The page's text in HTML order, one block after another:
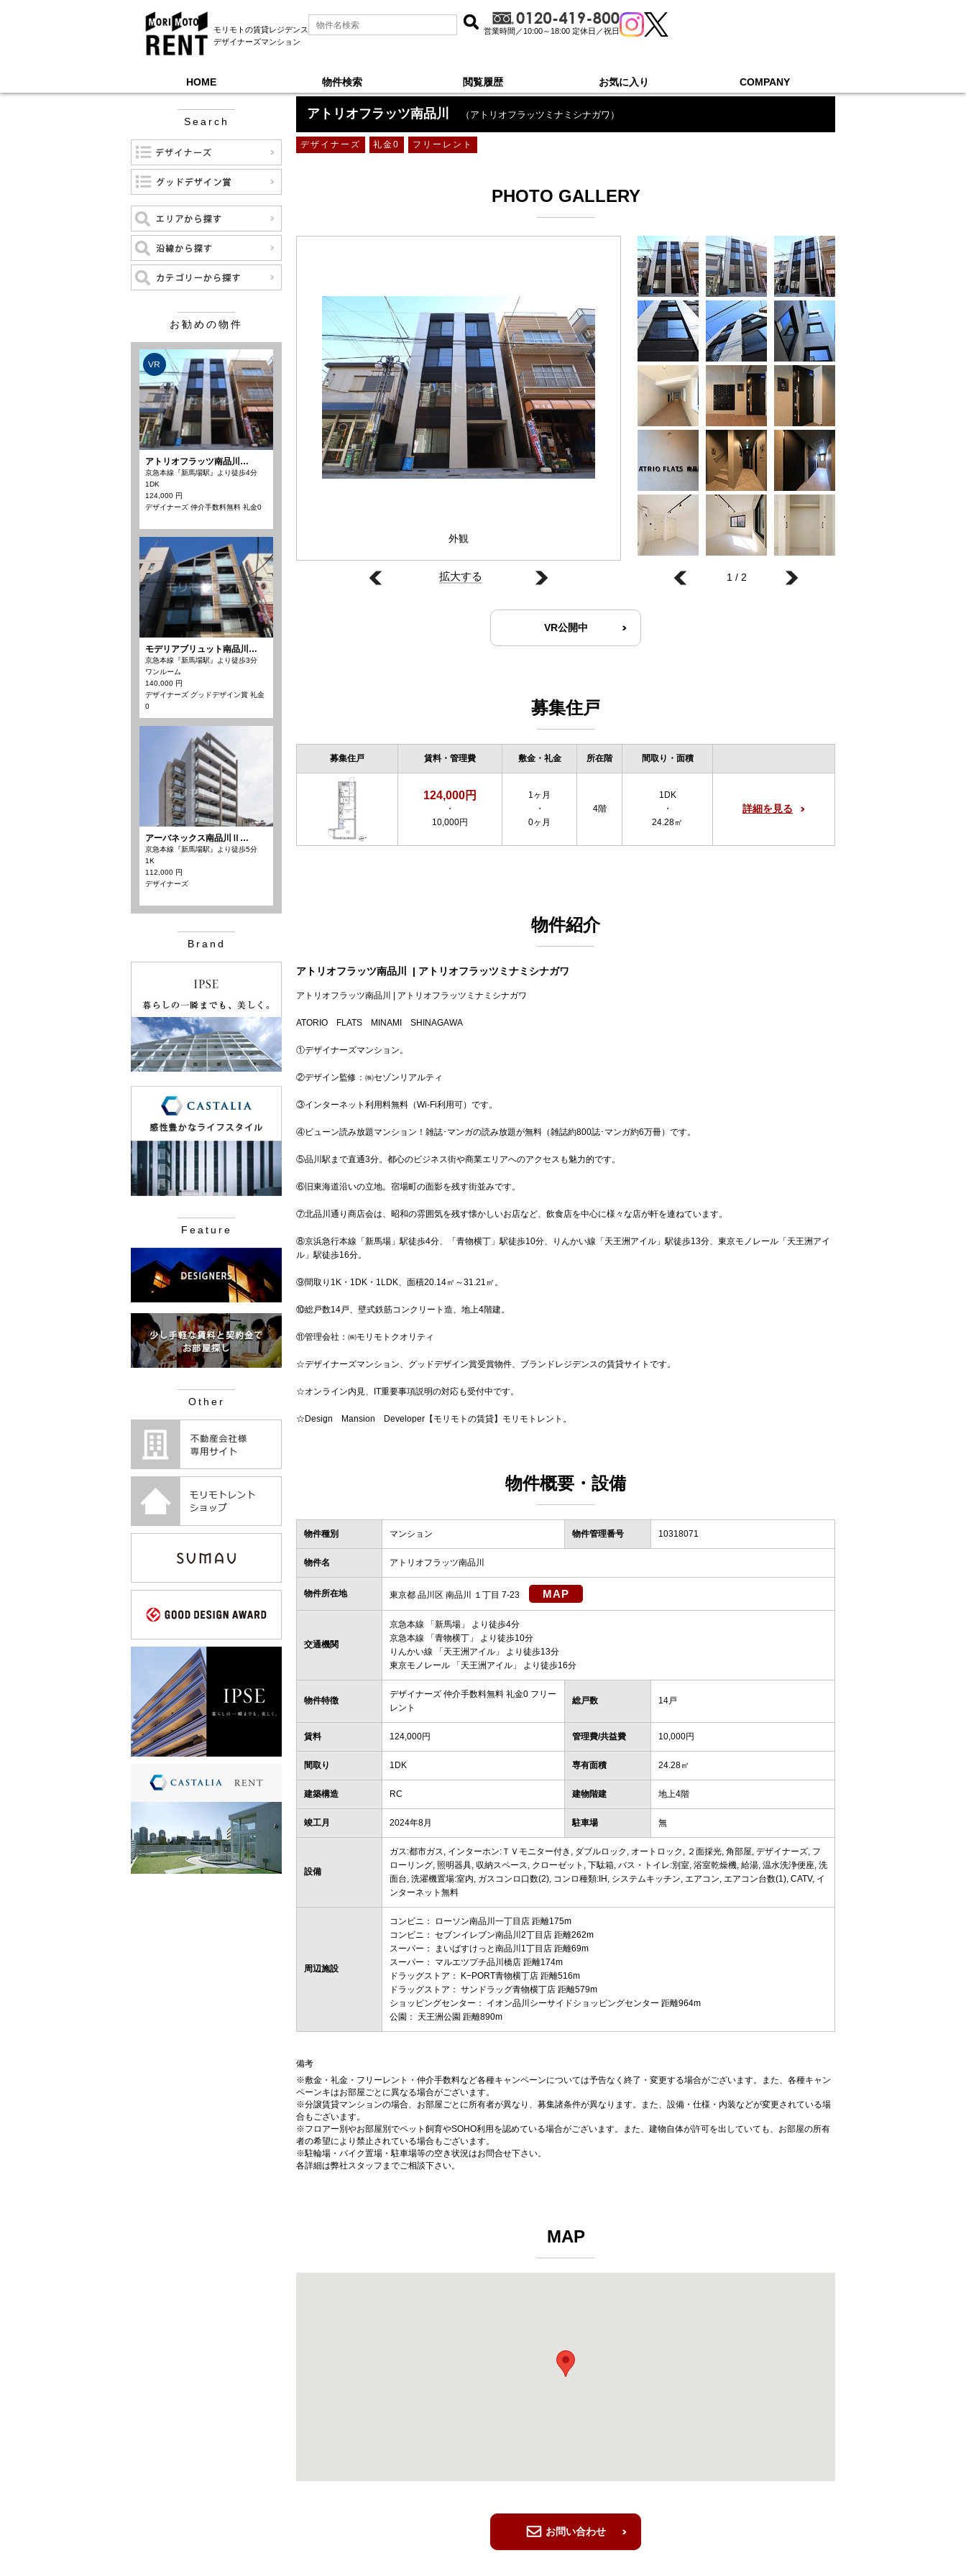
モリモトの賃貸レジデンス
デザイナーズマンション
営業時間／10:00～18:00 定休日／祝日
HOME 物件検索 閲覧履歴 お気に入り COMPANY
モリモトレントTOP ＞
アトリオフラッツ南品川 （アトリオフラッツミナミシナガワ）
デザイナーズ 礼金0 フリーレント
PHOTO GALLERY
拡大する
外観
1 / 2
VR公開中
募集住戸
募集住戸 賃料・管理費 敷金・礼金 所在階 間取り・面積
124,000円
・
10,000円
1ヶ月
・
0ヶ月
4階
1DK
・
24.28㎡
詳細を見る
物件紹介
アトリオフラッツ南品川 | アトリオフラッツミナミシナガワ
アトリオフラッツ南品川 | アトリオフラッツミナミシナガワ
ATORIO FLATS MINAMI SHINAGAWA
①デザイナーズマンション。
②デザイン監修：㈱セゾンリアルティ
③インターネット利用料無料（Wi-Fi利用可）です。
④ビューン読み放題マンション！雑誌･マンガの読み放題が無料（雑誌約800誌･マンガ約6万冊）です。
⑤品川駅まで直通3分。都心のビジネス街や商業エリアへのアクセスも魅力的です。
⑥旧東海道沿いの立地。宿場町の面影を残す街並みです。
⑦北品川通り商店会は、昭和の雰囲気を残す懐かしいお店など、飲食店を中心に様々な店が軒を連ねています。
⑧京浜急行本線「新馬場」駅徒歩4分、「青物横丁」駅徒歩10分、りんかい線「天王洲アイル」駅徒歩13分、東京モノレール「天王洲アイ
ル」駅徒歩16分。
⑨間取り1K・1DK・1LDK、面積20.14㎡～31.21㎡。
⑩総戸数14戸、壁式鉄筋コンクリート造、地上4階建。
⑪管理会社：㈱モリモトクオリティ
☆デザイナーズマンション、グッドデザイン賞受賞物件、ブランドレジデンスの賃貸サイトです。
☆オンライン内見、IT重要事項説明の対応も受付中です。
☆Design Mansion Developer【モリモトの賃貸】モリモトレント。
物件概要・設備
物件種別 マンション 物件管理番号 10318071
物件名 アトリオフラッツ南品川
物件所在地 東京都 品川区 南品川 １丁目 7-23 MAP
交通機関
京急本線 「 新馬場 」 より徒歩4分
京急本線 「 青物横丁 」 より徒歩10分
りんかい線 「 天王洲アイル 」 より徒歩13分
東京モノレール 「 天王洲アイル 」 より徒歩16分
物件特徴
デザイナーズ 仲介手数料無料 礼金0 フリー
レント
総戸数 14戸
賃料 124,000円 管理費/共益費 10,000円
間取り 1DK 専有面積 24.28㎡
建築構造 RC 建物階建 地上4階
竣工月 2024年8月 駐車場 無
設備
ガス:都市ガス, インターホン:ＴＶモニター付き, ダブルロック, オートロック, ２面採光, 角部屋, デザイナーズ, フ
ローリング, 照明器具, 収納スペース, クローゼット, 下駄箱, バス・トイレ:別室, 浴室乾燥機, 給湯, 温水洗浄便座, 洗
面台, 洗濯機置場:室内, ガスコンロ口数(2), コンロ種類:IH, システムキッチン, エアコン, エアコン台数(1), CATV, イ
ンターネット無料
周辺施設
コンビニ： ローソン南品川一丁目店 距離175m
コンビニ： セブンイレブン南品川2丁目店 距離262m
スーパー： まいばすけっと南品川1丁目店 距離69m
スーパー： マルエツプチ品川橋店 距離174m
ドラッグストア： K−PORT青物横丁店 距離516m
ドラッグストア： サンドラッグ青物横丁店 距離579m
ショッピングセンター： イオン品川シーサイドショッピングセンター 距離964m
公園： 天王洲公園 距離890m
備考
※敷金・礼金・フリーレント・仲介手数料など各種キャンペーンについては予告なく終了・変更する場合がございます。また、各種キャン
ペーンキはお部屋ごとに異なる場合がございます。
※分譲賃貸マンションの場合、お部屋ごとに所有者が異なり、募集諸条件が異なります。また、設備・仕様・内装などが変更されている場
合もございます。
※フロアー別やお部屋別でペット飼育やSOHO利用を認めている場合がございます。また、建物自体が許可を出していても、お部屋の所有
者の希望により禁止されている場合もございます。
※駐輪場・バイク置場・駐車場等の空き状況はお問合せ下さい。
各詳細は弊社スタッフまでご相談下さい。
MAP
お問い合わせ
Search
お勧めの物件
VR
アトリオフラッツ南品川…
京急本線『新馬場駅』より徒歩4分
1DK
124,000 円
デザイナーズ 仲介手数料無料 礼金0
モデリアブリュット南品川…
京急本線『新馬場駅』より徒歩3分
ワンルーム
140,000 円
デザイナーズ グッドデザイン賞 礼金
0
アーバネックス南品川Ⅱ…
京急本線『新馬場駅』より徒歩5分
1K
112,000 円
デザイナーズ
Brand
Feature
Other